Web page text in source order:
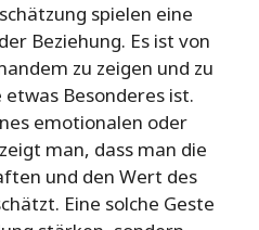
spielen eine
Beziehung. Es ist von
zu zeigen und zu
Besonderes ist.
emotionalen oder
man, dass man die
und den Wert des
Eine solche Geste